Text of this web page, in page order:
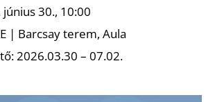
30., 10:00
| Barcsay terem, Aula
2026.03.30 – 07.02.